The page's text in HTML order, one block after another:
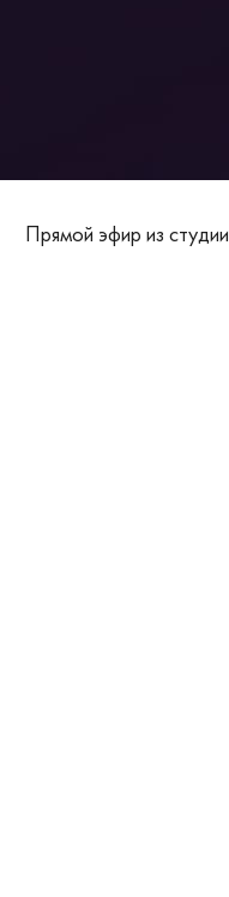
Прямой эфир из студии